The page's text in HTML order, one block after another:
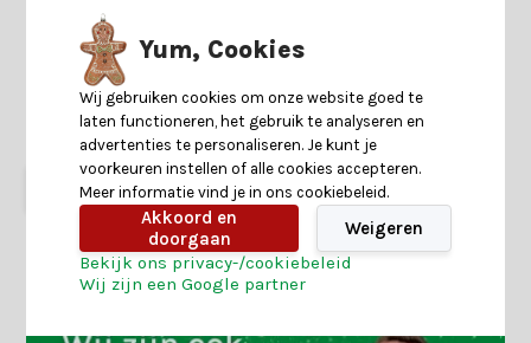
kunstkerstboom smal
300xø80cm | groen
Shop is gesloten
129,-
Shop is gesloten
37,99 29,-
Yum, Cookies
Wij gebruiken cookies om onze website goed te
laten functioneren, het gebruik te analyseren en
advertenties te personaliseren. Je kunt je
voorkeuren instellen of alle cookies accepteren.
Meer informatie vind je in ons cookiebeleid.
Akkoord en
doorgaan
Weigeren
Bekijk ons privacy-/cookiebeleid
Wij zijn een Google partner